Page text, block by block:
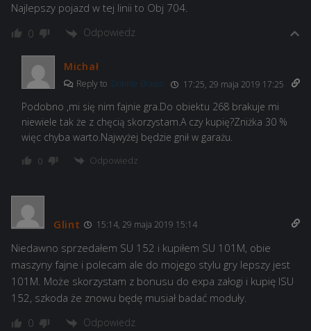
Najlepszy pojazd w tej linii to Obj 704.
0 Odpowiedz
Michał
Reply to Donnie Brasco 17:25, 29 maja 2019 17:25
Podobno ,mi się nim fajnie gra.Do obiektu 268 brakuje mi
niewiele tak że z chęcią skorzystam.A czy kupię?Zniżka 30 %
więc chyba warto.Najwyżej będzie gnił w garażu.
0 Odpowiedz
Glint 15:14, 29 maja 2019 15:14
Niedawno sprzedałem SU 152 i kupiłem SU 101M, obie
maszyny fajne i polecam ale do mojego stylu gry lepszy jest
101M. Może skorzystam z bonusu do expa załogi i kupię ISU
152, szkoda że znowu będę musiał badać moduły.
0 Odpowiedz